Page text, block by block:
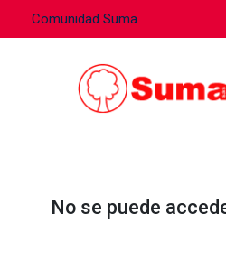
Comunidad Suma
No se puede